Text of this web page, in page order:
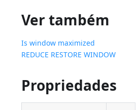
Ver também
Is window maximized
REDUCE RESTORE WINDOW
Propriedades